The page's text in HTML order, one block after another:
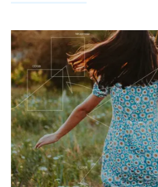
Перехресна реактивність алергенів
пташиним м’ясом, особливо
зумовлена сироватковим
основним (мажорним)
Перехресна реактивність різних
альбумінів і споживання сирого
яєчного жовтка викликає оральні
алергічні реакції разом із легкими
системними реакціями. Ще один
алергокомпонент курячого м’яса
термостійким, демонструє високу
гомологічними
качки.
Крім того, алергія на м’ясо птиці